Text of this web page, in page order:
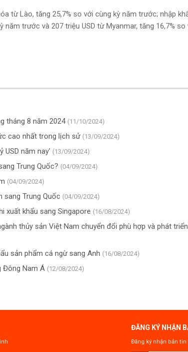
từ Lào, tăng 25,7% so với cùng kỳ năm trước; nhập
năm trước và 207 triệu USD từ Myanmar, tăng 16,7% so
tháng 8 năm 2024 (11/10/2024)
cao nhất trong lịch sử (13/09/2024)
USD năm nay' (13/09/2024)
Trung Quốc? (04/09/2024)
(04/09/2024)
sang Trung Quốc (04/09/2024)
xuất khẩu sang Singapore (16/08/2024)
thủy sản Việt Nam chuyển đổi phù hợp và phát
sản phẩm cá ngừ sang Anh (16/08/2024)
Đông Nam Á (12/08/2024)
ĐĂNG KÝ NHẬN
Đăng ký nhận bản